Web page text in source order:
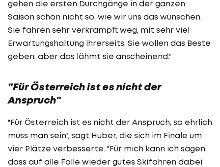
gehen die ersten Durchgänge in der ganzen
Saison schon nicht so, wie wir uns das wünschen.
Sie fahren sehr verkrampft weg, mit sehr viel
Erwartungshaltung ihrerseits. Sie wollen das Beste
geben, aber das lähmt sie anscheinend."
"Für Österreich ist es nicht der
Anspruch"
"Für Österreich ist es nicht der Anspruch, so ehrlich
muss man sein", sagt Huber, die sich im Finale um
vier Plätze verbesserte. "Für mich kann ich sagen,
dass auf alle Fälle wieder gutes Skifahren dabei